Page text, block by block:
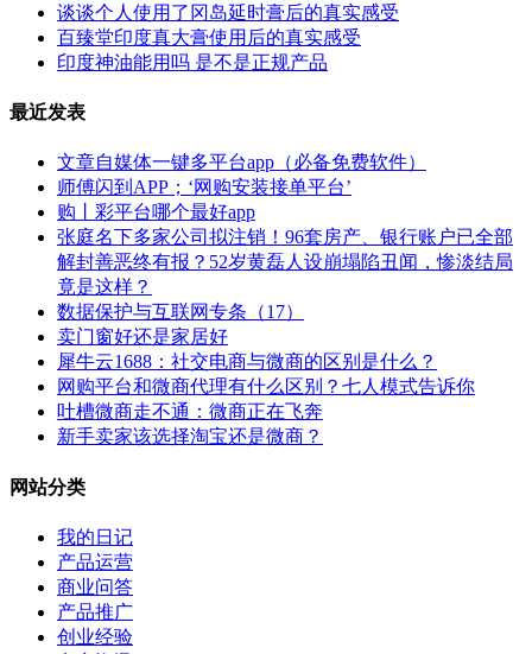
谈谈个人使用了冈岛延时膏后的真实感受
百臻堂印度真大膏使用后的真实感受
印度神油能用吗 是不是正规产品
最近发表
文章自媒体一键多平台app（必备免费软件）
师傅闪到APP；‘网购安装接单平台’
购丨彩平台哪个最好app
张庭名下多家公司拟注销！96套房产、银行账户已全部
解封善恶终有报？52岁黄磊人设崩塌陷丑闻，惨淡结局
竟是这样？
数据保护与互联网专条（17）
卖门窗好还是家居好
犀牛云1688：社交电商与微商的区别是什么？
网购平台和微商代理有什么区别？七人模式告诉你
吐槽微商走不通：微商正在飞奔
新手卖家该选择淘宝还是微商？
网站分类
我的日记
产品运营
商业问答
产品推广
创业经验